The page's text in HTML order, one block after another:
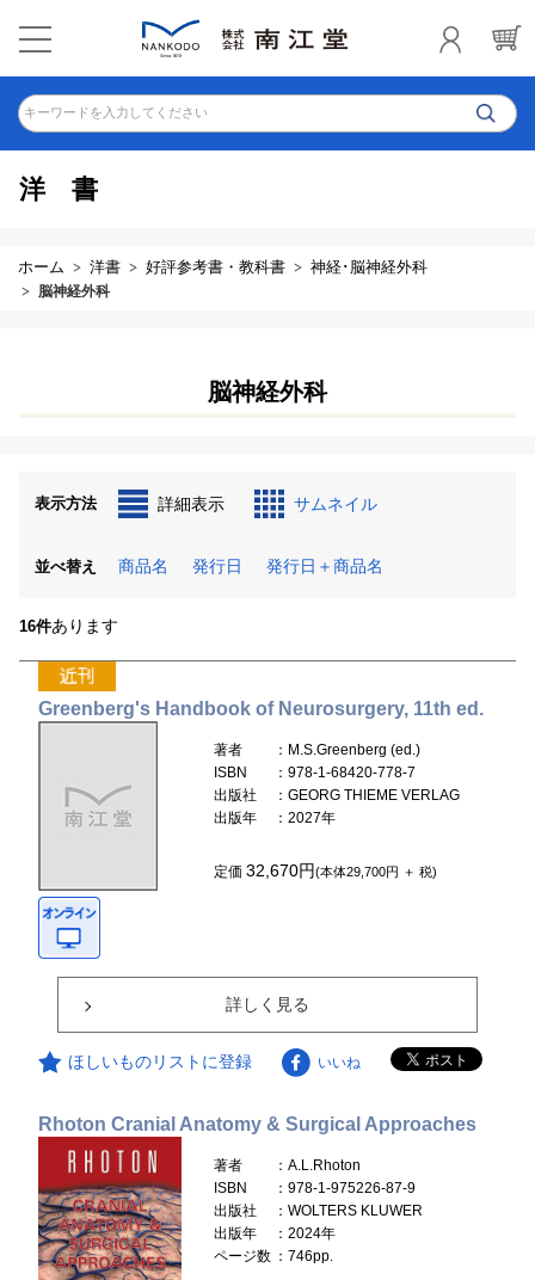
キーワードを入力してください
洋書
ホーム 洋書 好評参考書・教科書 神経･脳神経外科
脳神経外科
脳神経外科
表示方法 詳細表示 サムネイル
並べ替え 商品名 発行日 発行日＋商品名
16件あります
Greenberg's Handbook of Neurosurgery, 11th ed.
著者
：M.S.Greenberg (ed.)
ISBN
：978-1-68420-778-7
出版社
：GEORG THIEME VERLAG
出版年
：2027年
定価32,670円(本体29,700円 ＋ 税)
詳しく見る
ほしいものリストに登録 いいね
Rhoton Cranial Anatomy & Surgical Approaches
著者
：A.L.Rhoton
ISBN
：978-1-975226-87-9
出版社
：WOLTERS KLUWER
出版年
：2024年
ページ数 ：746pp.